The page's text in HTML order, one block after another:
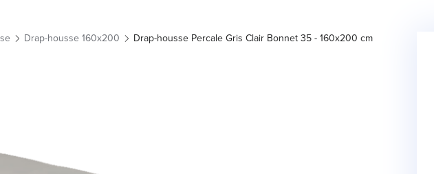
Drap-housse 160x200 Drap-housse Percale Gris Clair Bonnet 35 - 160x200 cm